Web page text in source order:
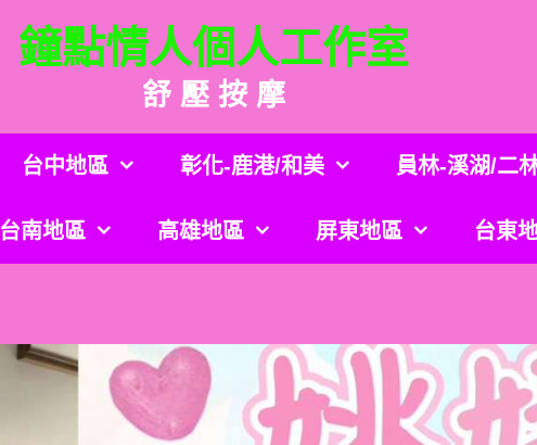
鐘點情人個人工作室
舒 壓 按 摩
台中地區 彰化-鹿港/和美 員林-溪湖/二
台南地區 高雄地區 屏東地區 台東